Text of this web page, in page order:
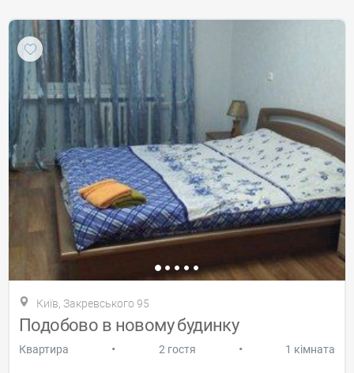
Київ, Закревського 95
Подобово в новому будинку
Квартира • 2 гостя • 1 кімната